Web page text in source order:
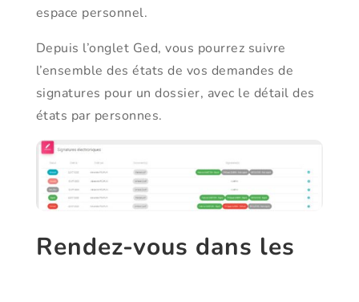
espace personnel.
Depuis l’onglet Ged, vous pourrez suivre
l’ensemble des états de vos demandes de
signatures pour un dossier, avec le détail des
états par personnes.
Rendez-vous dans les